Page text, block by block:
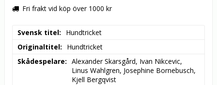
Fri frakt vid köp över 1000 kr
Svensk titel
Hundtricket
Originaltitel
Hundtricket
Skådespelare
Alexander Skarsgård, Ivan Nikcevic,
Linus Wahlgren, Josephine Bornebusch,
Kjell Bergqvist